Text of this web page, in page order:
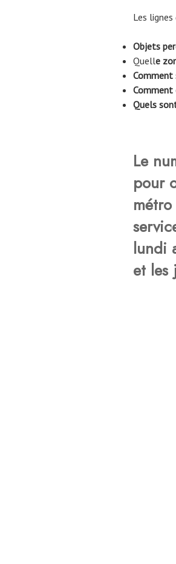
Les
Objets
Quelle
Comment
Quels
Le
pour
métro
lundi
et les